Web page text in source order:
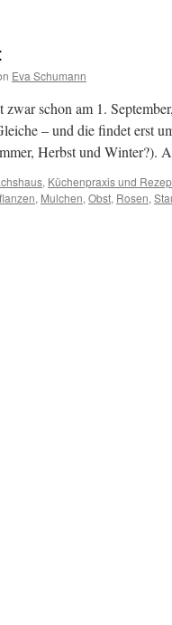
Eva Schumann
schon am 1.
– und die findet erst
Herbst und Winter?).
, Küchenpraxis und
, Mulchen, Obst, Rosen,